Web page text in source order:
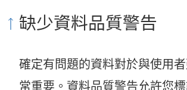
缺少資料品質警告
確定有問題的資料對於與使用
常重要。資料品質警告允許您